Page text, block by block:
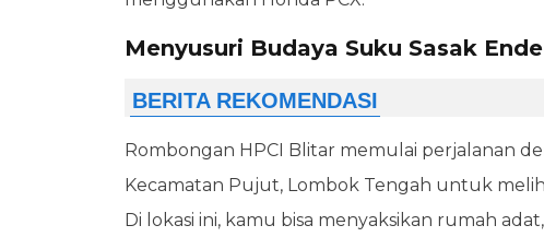
Menyusuri Budaya Suku Sasak Ende
Rombongan HPCI Blitar memulai perjalanan
Kecamatan Pujut, Lombok Tengah untuk
Di lokasi ini, kamu bisa menyaksikan rumah